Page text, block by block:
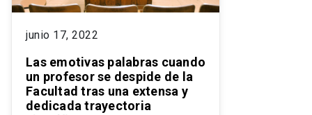
junio 17, 2022
Las emotivas palabras cuando
un profesor se despide de la
Facultad tras una extensa y
dedicada trayectoria